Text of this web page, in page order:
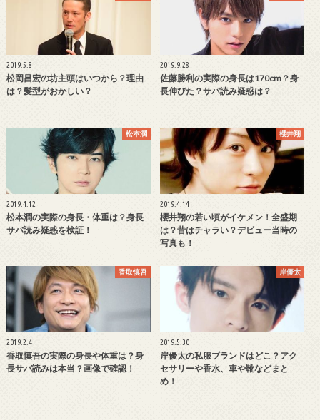
2019.5.8
松岡昌宏の坊主頭はいつから？理由
は？髪型がおかしい？
2019.9.28
佐藤勝利の実際の身長は170cm？身
長伸びた？サバ読み疑惑は？
松本潤
2019.4.12
松本潤の実際の身長・体重は？身長
サバ読み疑惑を検証！
櫻井翔
2019.4.14
櫻井翔の若い頃がイケメン！全盛期
は？昔はチャラい？デビュー当時の
写真も！
香取慎吾
2019.2.4
香取慎吾の実際の身長や体重は？身
長サバ読みは本当？画像で確認！
岸優太
2019.5.30
岸優太の私服ブランドはどこ？アク
セサリーや香水、車や靴などまと
め！